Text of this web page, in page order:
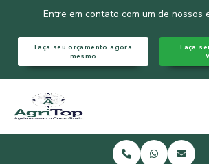
Entre em contato com um de nossos
Faça seu orçamento agora
mesmo
Faça